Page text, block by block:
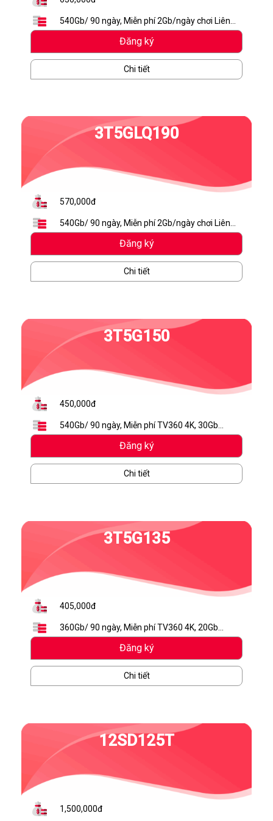
540Gb/ 90 ngày, Miễn phí 2Gb/ngày chơi Liên
Quân Mobile, Miễn phí TV360 4K, 30Gb Mybox,
Miễn phí 20 phút/ cuộc gọi nội mạng, Miễn phí
100 phút gọi ngoại mạng
Đăng ký
Chi tiết
3T5GLQ190
570,000đ
540Gb/ 90 ngày, Miễn phí 2Gb/ngày chơi Liên
Quân Mobile, Miễn phí TV360 4K, 30Gb Mybox
Đăng ký
Chi tiết
3T5G150
450,000đ
540Gb/ 90 ngày, Miễn phí TV360 4K, 30Gb
Đăng ký
Chi tiết
3T5G135
405,000đ
360Gb/ 90 ngày, Miễn phí TV360 4K, 20Gb
Đăng ký
Chi tiết
12SD125T
1,500,000đ